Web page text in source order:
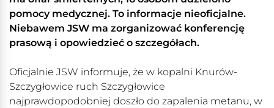
pomocy medycznej. To informacje nieoficjalne.
Niebawem JSW ma zorganizować konferencję
prasową i opowiedzieć o szczegółach.
Oficjalnie JSW informuje, że w kopalni Knurów-
Szczygłowice ruch Szczygłowice
najprawdopodobniej doszło do zapalenia metanu, w